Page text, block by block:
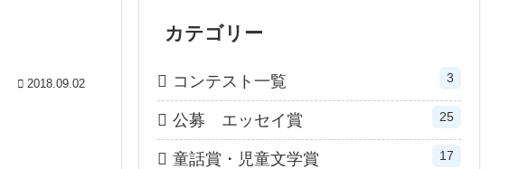
2018.09.02
カテゴリー
コンテスト一覧 3
公募 エッセイ賞 25
童話賞・児童文学賞 17